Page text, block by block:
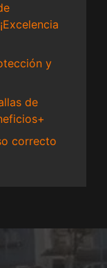
y
de
correcto